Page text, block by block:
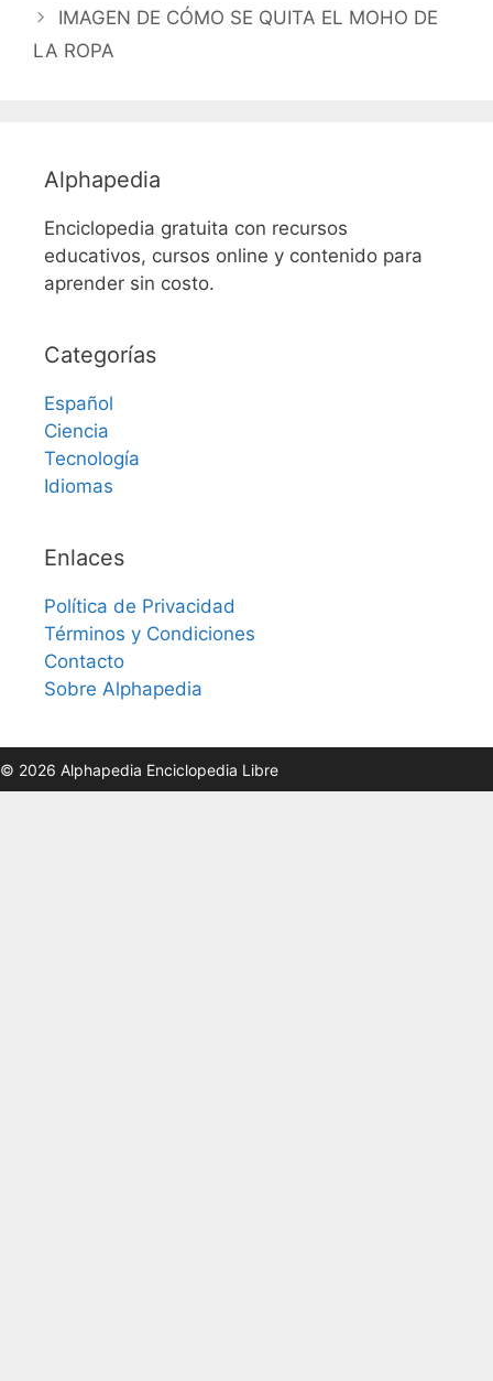
IMAGEN DE CÓMO SE QUITA EL MOHO DE
LA ROPA
Alphapedia
Enciclopedia gratuita con recursos
educativos, cursos online y contenido para
aprender sin costo.
Categorías
Español
Ciencia
Tecnología
Idiomas
Enlaces
Política de Privacidad
Términos y Condiciones
Contacto
Sobre Alphapedia